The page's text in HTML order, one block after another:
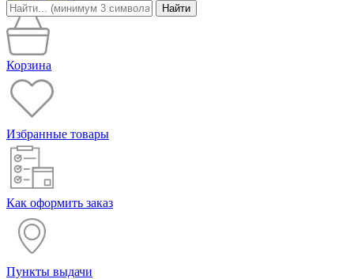
Найти
Корзина
Избранные товары
Как оформить заказ
Пункты выдачи